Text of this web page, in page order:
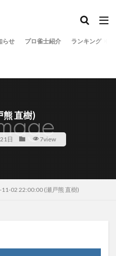
らせ プロ雀士紹介 ランキング
熊 直樹)
日 7view
02 22:00:00 (瀬戸熊 直樹)